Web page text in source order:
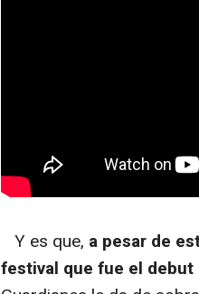
Y es que, a pesar de
festival que fue el